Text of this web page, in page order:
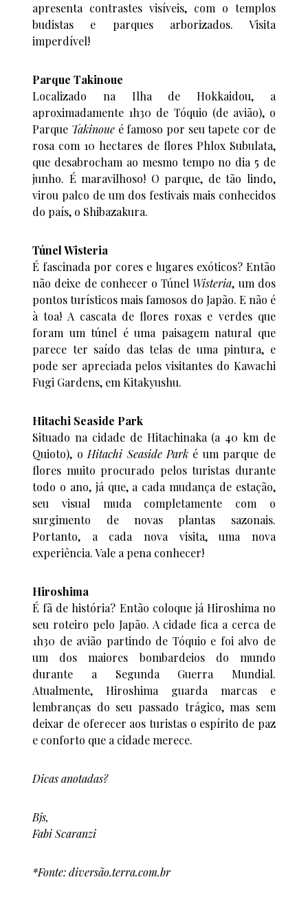
apresenta contrastes visíveis, com o templos
budistas e parques arborizados. Visita
imperdível!
Parque Takinoue
Localizado na Ilha de Hokkaidou, a
aproximadamente 1h30 de Tóquio (de avião), o
Parque Takinoueé famoso por seu tapete cor de
rosa com 10 hectares de flores Phlox Subulata,
que desabrocham ao mesmo tempo no dia 5 de
junho. É maravilhoso! O parque, de tão lindo,
virou palco de um dos festivais mais conhecidos
do país, o Shibazakura.
Túnel Wisteria
É fascinada por cores e lugares exóticos? Então
não deixe de conhecer o Túnel Wisteria, um dos
pontos turísticos mais famosos do Japão. E não é
à toa! A cascata de flores roxas e verdes que
foram um túnel é uma paisagem natural que
parece ter saído das telas de uma pintura, e
pode ser apreciada pelos visitantes do Kawachi
Fugi Gardens, em Kitakyushu.
Hitachi Seaside Park
Situado na cidade de Hitachinaka (a 40 km de
Quioto), oHitachi Seaside Park é um parque de
flores muito procurado pelos turistas durante
todo o ano, já que, a cada mudança de estação,
seu visual muda completamente com o
surgimento de novas plantas sazonais.
Portanto, a cada nova visita, uma nova
experiência. Vale a pena conhecer!
Hiroshima
É fã de história? Então coloque já Hiroshima no
seu roteiro pelo Japão. A cidade fica a cerca de
1h30 de avião partindo de Tóquio e foi alvo de
um dos maiores bombardeios do mundo
durante a Segunda Guerra Mundial.
Atualmente, Hiroshima guarda marcas e
lembranças do seu passado trágico, mas sem
deixar de oferecer aos turistas o espírito de paz
e conforto que a cidade merece.
Dicas anotadas?
Bjs,
Fabi Scaranzi
*Fonte: diversão.terra.com.br